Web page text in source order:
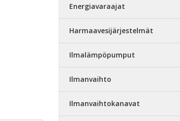
Energiavaraajat
Harmaavesijärjestelmät
Ilmalämpöpumput
Ilmanvaihto
Ilmanvaihtokanavat